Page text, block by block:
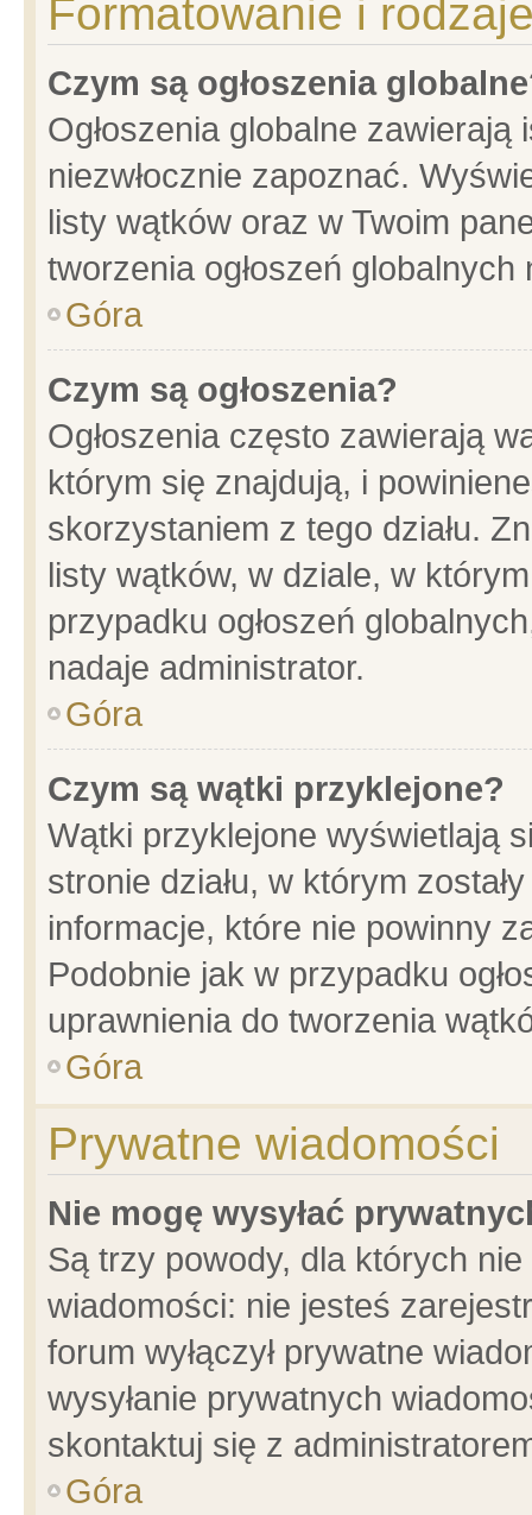
Formatowanie i
Czym są ogłoszenia
Ogłoszenia globalne
niezwłocznie zapoznać.
listy wątków oraz w Twoim
tworzenia ogłoszeń
Góra
Czym są ogłoszenia?
Ogłoszenia często zawierają
którym się znajdują, i
skorzystaniem z tego działu.
listy wątków, w dziale, w
przypadku ogłoszeń
nadaje administrator.
Góra
Czym są wątki przyklejone?
Wątki przyklejone wyświetlają
stronie działu, w którym
informacje, które nie powinny
Podobnie jak w przypadku
uprawnienia do tworzenia
Góra
Prywatne wiadomości
Nie mogę wysyłać
Są trzy powody, dla których
wiadomości: nie jesteś
forum wyłączył prywatne
wysyłanie prywatnych
skontaktuj się z
Góra